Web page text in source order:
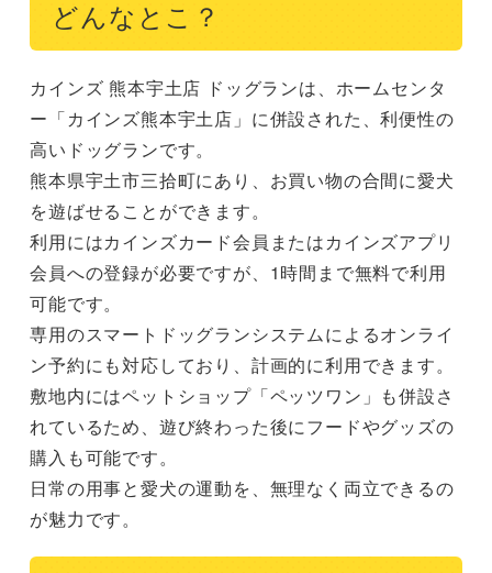
どんなとこ？
カインズ 熊本宇土店 ドッグランは、ホームセンタ
ー「カインズ熊本宇土店」に併設された、利便性の
高いドッグランです。
熊本県宇土市三拾町にあり、お買い物の合間に愛犬
を遊ばせることができます。
利用にはカインズカード会員またはカインズアプリ
会員への登録が必要ですが、1時間まで無料で利用
可能です。
専用のスマートドッグランシステムによるオンライ
ン予約にも対応しており、計画的に利用できます。
敷地内にはペットショップ「ペッツワン」も併設さ
れているため、遊び終わった後にフードやグッズの
購入も可能です。
日常の用事と愛犬の運動を、無理なく両立できるの
が魅力です。